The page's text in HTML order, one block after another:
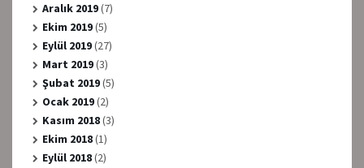
Aralık 2019(7)
Ekim 2019(5)
Eylül 2019(27)
Mart 2019(3)
Şubat 2019(5)
Ocak 2019(2)
Kasım 2018(3)
Ekim 2018(1)
Eylül 2018(2)